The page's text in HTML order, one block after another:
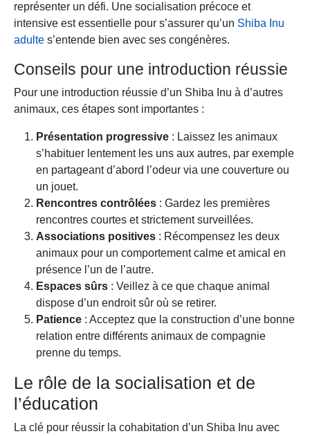
représenter un défi. Une socialisation précoce et
intensive est essentielle pour s’assurer qu’un Shiba Inu
adulte s’entende bien avec ses congénères.
Conseils pour une introduction réussie
Pour une introduction réussie d’un Shiba Inu à d’autres
animaux, ces étapes sont importantes :
Présentation progressive : Laissez les animaux
s’habituer lentement les uns aux autres, par exemple
en partageant d’abord l’odeur via une couverture ou
un jouet.
Rencontres contrôlées : Gardez les premières
rencontres courtes et strictement surveillées.
Associations positives : Récompensez les deux
animaux pour un comportement calme et amical en
présence l’un de l’autre.
Espaces sûrs : Veillez à ce que chaque animal
dispose d’un endroit sûr où se retirer.
Patience : Acceptez que la construction d’une bonne
relation entre différents animaux de compagnie
prenne du temps.
Le rôle de la socialisation et de
l’éducation
La clé pour réussir la cohabitation d’un Shiba Inu avec